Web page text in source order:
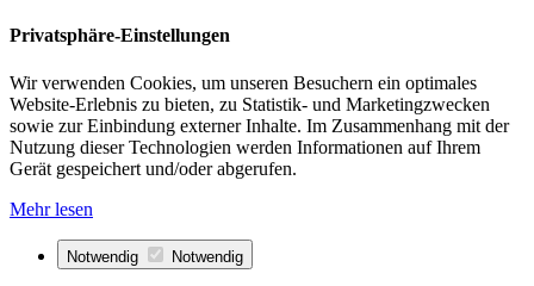
Privatsphäre-Einstellungen
Wir verwenden Cookies, um unseren Besuchern ein optimales
Website-Erlebnis zu bieten, zu Statistik- und Marketingzwecken
sowie zur Einbindung externer Inhalte. Im Zusammenhang mit der
Nutzung dieser Technologien werden Informationen auf Ihrem
Gerät gespeichert und/oder abgerufen.
Mehr lesen
Notwendig Notwendig